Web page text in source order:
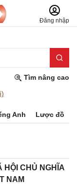
Đăng nhập
Tìm nâng cao
Anh Lược đồ
HỘI CHỦ NGHĨA
NAM